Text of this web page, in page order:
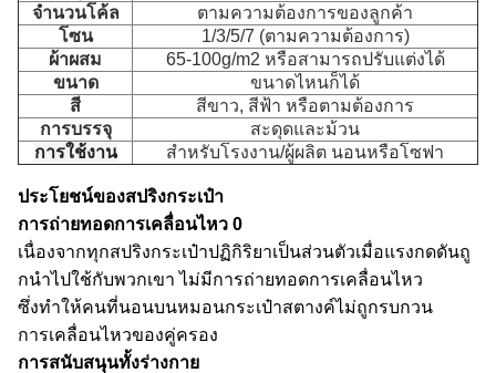
จํานวนโค้ล
ตามความต้องการของลูกค้า
โซน
1/3/5/7 (ตามความต้องการ)
ผ้าผสม
65-100g/m2 หรือสามารถปรับแต่งได้
ขนาด
ขนาดไหนก็ได้
สี
สีขาว, สีฟ้า หรือตามต้องการ
การบรรจุ
สะดุดและม้วน
การใช้งาน
สําหรับโรงงาน/ผู้ผลิต นอนหรือโซฟา
ประโยชน์ของสปริงกระเป๋า
การถ่ายทอดการเคลื่อนไหว 0
เนื่องจากทุกสปริงกระเป๋าปฏิกิริยาเป็นส่วนตัวเมื่อแรงกดดันถู
กนําไปใช้กับพวกเขา ไม่มีการถ่ายทอดการเคลื่อนไหว
ซึ่งทําให้คนที่นอนบนหมอนกระเป๋าสตางค์ไม่ถูกรบกวน
การเคลื่อนไหวของคู่ครอง
การสนับสนุนทั้งร่างกาย